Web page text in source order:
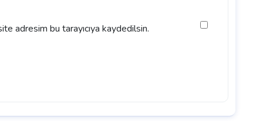
adresim bu tarayıcıya kaydedilsin.